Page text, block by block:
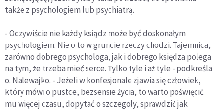
także z psychologiem lub psychiatrą.
- Oczywiście nie każdy ksiądz może być doskonałym
psychologiem. Nie o to w gruncie rzeczy chodzi. Tajemnica,
zarówno dobrego psychologa, jak i dobrego księdza polega
na tym, że trzeba mieć serce. Tylko tyle i aż tyle - podkreśla
o. Nalewajko. - Jeżeli w konfesjonale zjawia się człowiek,
który mówi o pustce, bezsensie życia, to warto poświęcić
mu więcej czasu, dopytać o szczegoly, sprawdzić jak